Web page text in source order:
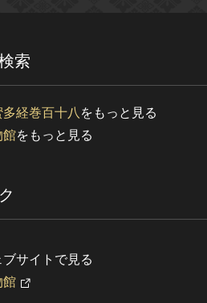
索
経巻百十八 をもっと見る
館をもっと見る
サイトで見る
館